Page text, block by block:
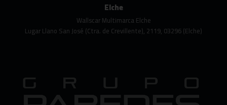
Elche
Wallscar Multimarca Elche
Lugar Llano San José (Ctra. de Crevillente), 2119, 03296 (Elche)